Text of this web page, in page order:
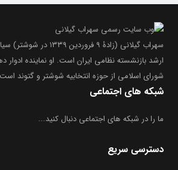
سهراب گیلانی (زادۀ ۹
ارشد بازنشسته نظامی ایران است. او نماینده
شورای اسلامی از حوزه انتخابیه شوشتر و گتوند
شبکه های اجتماعی
ما را در شبکه های اجتماعی دنبال کنید...
دسترسی سریع